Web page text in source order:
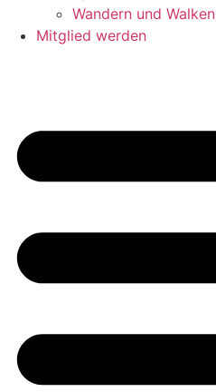
Wandern und Walken
Mitglied werden